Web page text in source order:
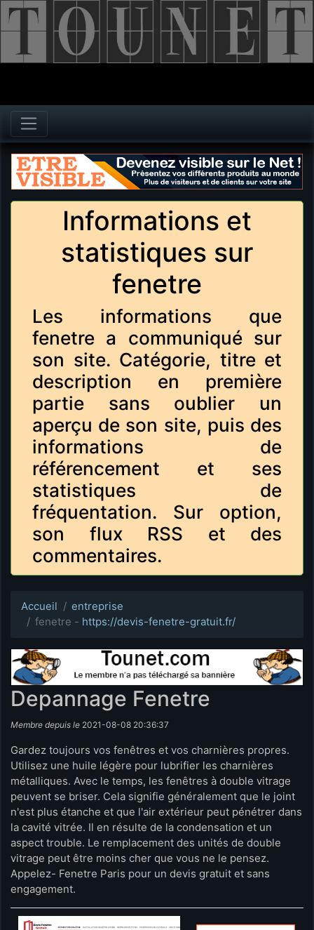
Informations et
statistiques sur
fenetre
Les informations que
fenetre a communiqué sur
son site. Catégorie, titre et
description en première
partie sans oublier un
aperçu de son site, puis des
informations de
référencement et ses
statistiques de
fréquentation. Sur option,
son flux RSS et des
commentaires.
Accueil
entreprise
fenetre - https://devis-fenetre-gratuit.fr/
Depannage Fenetre
Membre depuis le 2021-08-08 20:36:37
Gardez toujours vos fenêtres et vos charnières propres.
Utilisez une huile légère pour lubrifier les charnières
métalliques. Avec le temps, les fenêtres à double vitrage
peuvent se briser. Cela signifie généralement que le joint
n'est plus étanche et que l'air extérieur peut pénétrer dans
la cavité vitrée. Il en résulte de la condensation et un
aspect trouble. Le remplacement des unités de double
vitrage peut être moins cher que vous ne le pensez.
Appelez- Fenetre Paris pour un devis gratuit et sans
engagement.